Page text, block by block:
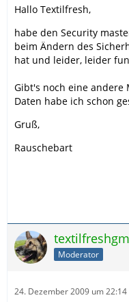
Hallo Textilfresh,
habe den Security
beim Ändern des
hat und leider, leider
Gibt's noch eine andere
Daten habe ich schon
Gruß,
Rauschebart
Moderator
24. Dezember 2009 um 22:14